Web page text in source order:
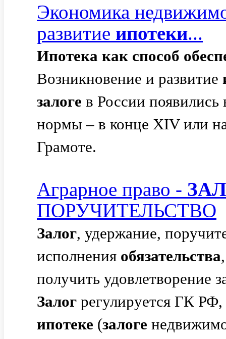
Экономика
развитие ипотеки...
Ипотека как способ
Возникновение и развитие
залоге в России
нормы – в конце XIV или
Грамоте.
Аграрное право -
ПОРУЧИТЕЛЬСТВО
Залог, удержание,
исполнения обязательства
получить удовлетворение
Залог регулируется ГК
ипотеке (залоге